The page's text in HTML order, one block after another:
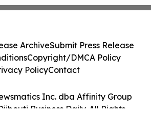
Inc. dba Affinity Group
Business Daily. All Rights
ArchiveSubmit Press Release
Copyright/DMCA Policy
PolicyContact